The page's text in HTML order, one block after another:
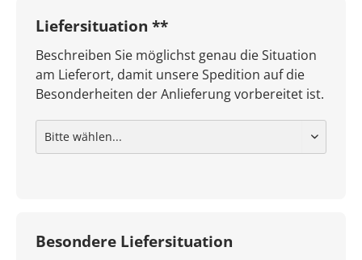
Liefersituation **
Beschreiben Sie möglichst genau die Situation
am Lieferort, damit unsere Spedition auf die
Besonderheiten der Anlieferung vorbereitet ist.
Besondere Liefersituation